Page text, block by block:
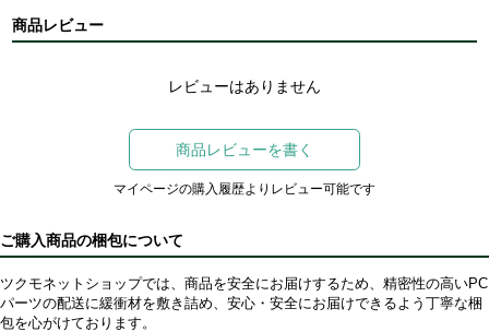
商品レビュー
レビューはありません
商品レビューを書く
マイページの購入履歴よりレビュー可能です
ご購入商品の梱包について
ツクモネットショップでは、商品を安全にお届けするため、精密性の高いPC
パーツの配送に緩衝材を敷き詰め、安心・安全にお届けできるよう丁寧な梱
包を心がけております。